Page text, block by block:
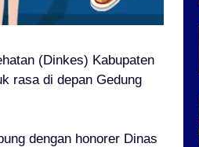
(Dinkes) Kabupaten
rasa di depan Gedung
dengan honorer Dinas